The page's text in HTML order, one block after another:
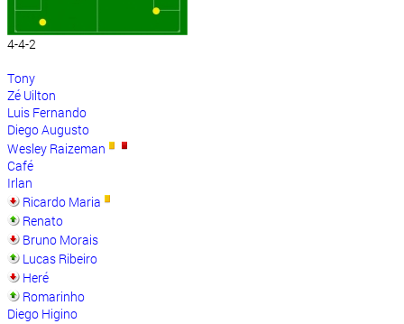
4-4-2
Tony
Zé Uilton
Luis Fernando
Diego Augusto
Wesley Raizeman
Café
Irlan
Ricardo Maria
Renato
Bruno Morais
Lucas Ribeiro
Heré
Romarinho
Diego Higino